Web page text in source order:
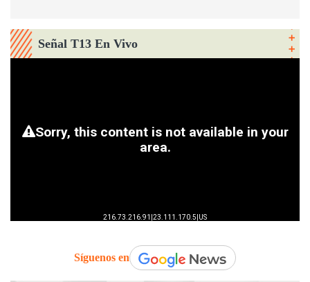
Señal T13 En Vivo
Síguenos en